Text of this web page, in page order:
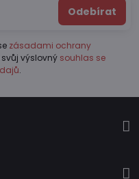
Odebírat
zásadami ochrany
výslovný souhlas se
.